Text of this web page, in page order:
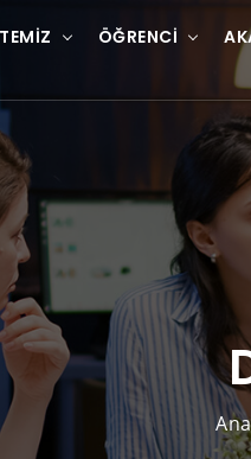
ÖĞRENCI